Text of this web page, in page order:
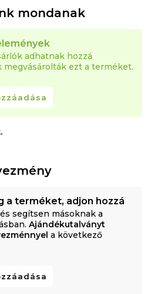
mondanak
adhatnak hozzá
megvásárolták ezt a terméket.
a terméket, adjon hozzá
segítsen másoknak a
Ajándékutalványt
a következő